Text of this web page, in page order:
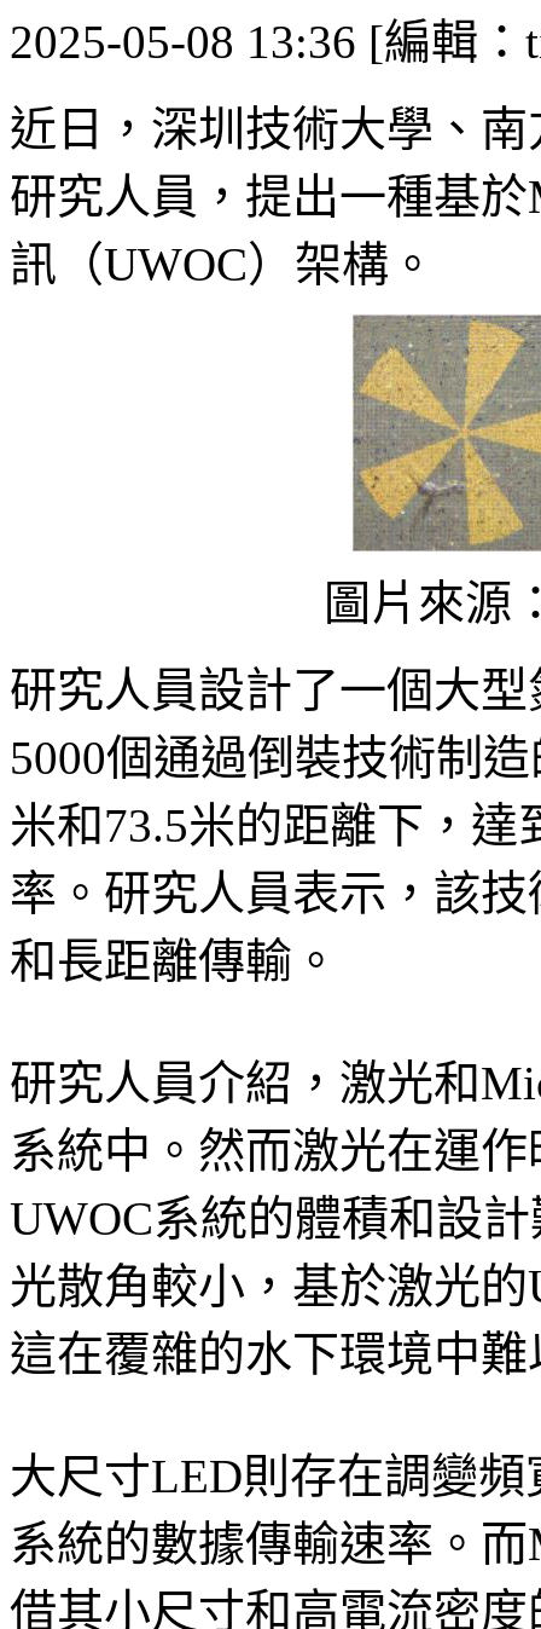
2025-05-08 13:36 [編輯：
近日，深圳技術大學、
研究人員，提出一種基
訊（UWOC）架構。
圖片來源
研究人員設計了一個大
5000個通過倒裝技術制
米和73.5米的距離下，達
率。研究人員表示，該
和長距離傳輸。
研究人員介紹，激光和
系統中。然而激光在運
UWOC系統的體積和設
光散角較小，基於激光
這在覆雜的水下環境中
大尺寸LED則存在調變
系統的數據傳輸速率。
借其小尺寸和高電流密